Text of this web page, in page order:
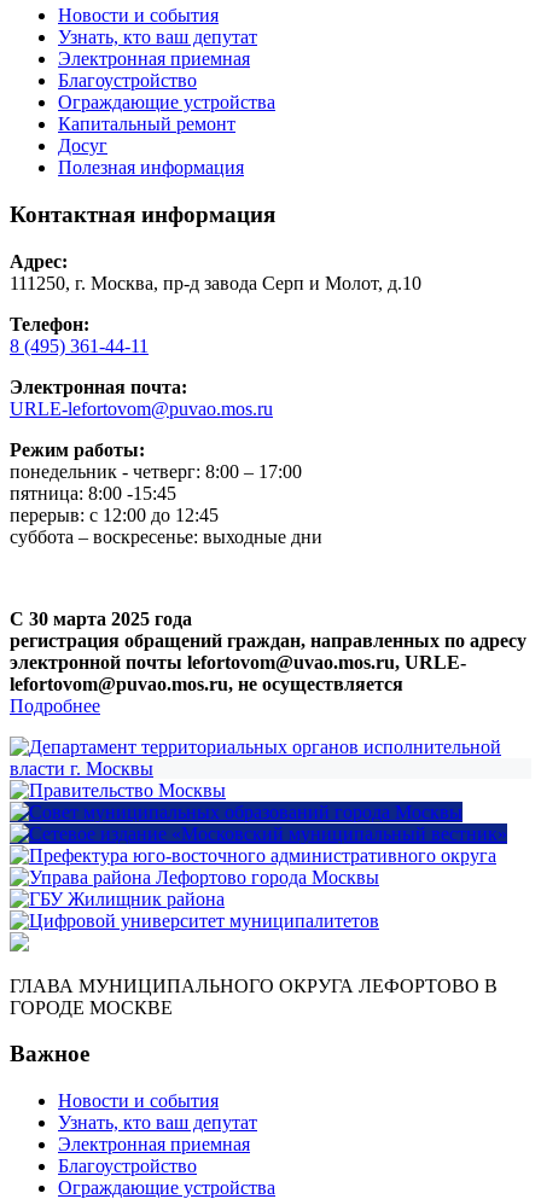
Новости и события
Узнать, кто ваш депутат
Электронная приемная
Благоустройство
Ограждающие устройства
Капитальный ремонт
Досуг
Полезная информация
Контактная информация
Адрес:
111250, г. Москва, пр-д завода Серп и Молот, д.10
Телефон:
8 (495) 361-44-11
Электронная почта:
URLE-lefortovom@puvao.mos.ru
Режим работы:
понедельник - четверг: 8:00 – 17:00
пятница: 8:00 -15:45
перерыв: с 12:00 до 12:45
суббота – воскресенье: выходные дни
С 30 марта 2025 года
регистрация обращений граждан, направленных по адресу
электронной почты lefortovom@uvao.mos.ru, URLE-
lefortovom@puvao.mos.ru, не осуществляется
Подробнее
ГЛАВА МУНИЦИПАЛЬНОГО ОКРУГА ЛЕФОРТОВО В
ГОРОДЕ МОСКВЕ
Важное
Новости и события
Узнать, кто ваш депутат
Электронная приемная
Благоустройство
Ограждающие устройства